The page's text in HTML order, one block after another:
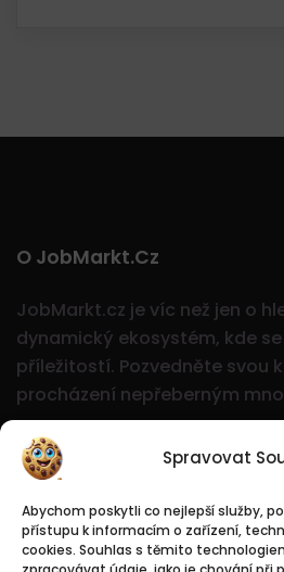
Spravovat
Abychom poskytli co nejlepší služby,
přístupu k informacím o zařízení,
cookies. Souhlas s těmito
O JobMarkt.cz
JobMarkt.cz je víc než jen o
dynamický ekosystém, kde
příležitostí. Pozvedněte svou
procházení nepřeberným
Logo Jobmarkt.cz ® je